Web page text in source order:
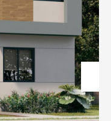
Next